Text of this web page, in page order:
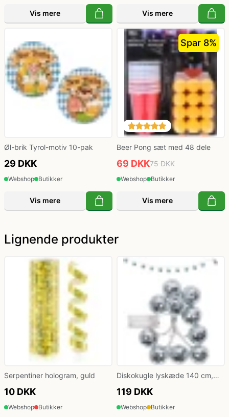
Vis mere Vis mere
Øl-brik Tyrol-motiv 10-pak
29 DKK
Webshop Butikker
Vis mere
Spar 8%
Beer Pong sæt med 48 dele
69 DKK75 DKK
Webshop Butikker
Vis mere
Lignende produkter
Serpentiner hologram, guld
10 DKK
Webshop Butikker
Diskokugle lyskæde 140 cm,
119 DKK
Webshop Butikker